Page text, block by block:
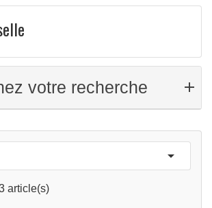
votre recherche

article(s)
APERÇU RAPIDE